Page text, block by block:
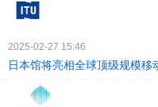
2025-02-27 15:46
日本馆将亮相全球顶级规模